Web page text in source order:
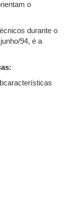
o
durante o
94, é a